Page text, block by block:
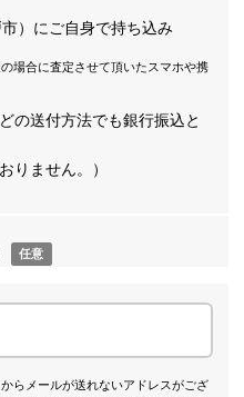
）にご自身で持ち込み
場合に査定させて頂いたスマホや携
の送付方法でも銀行振込と
りません。）
任意
らメールが送れないアドレスがござ